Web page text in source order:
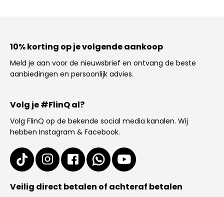
10% korting op je volgende aankoop
Meld je aan voor de nieuwsbrief en ontvang de beste
aanbiedingen en persoonlijk advies.
Volg je #FlinQ al?
Volg FlinQ op de bekende social media kanalen. Wij
hebben Instagram & Facebook.
Veilig direct betalen of achteraf betalen